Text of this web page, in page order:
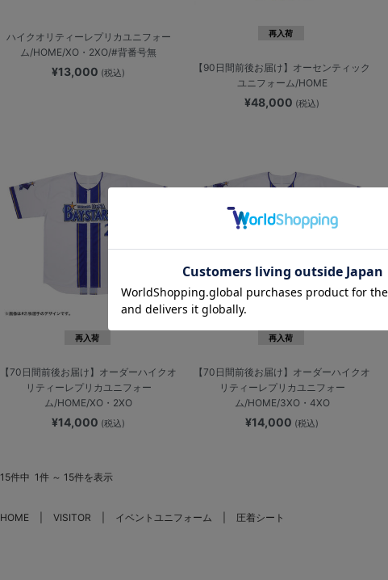
ハイクオリティーレプリカユニフォー
ム/HOME/XO・2XO/#背番号無
¥13,000 (税込)
再入荷
【90日間前後お届け】オーセンティック
ユニフォーム/HOME
¥48,000 (税込)
再入荷
【70日間前後お届け】オーダーハイクオ
リティーレプリカユニフォー
ム/HOME/XO・2XO
¥14,000 (税込)
再入荷
【70日間前後お届け】オーダーハイクオ
リティーレプリカユニフォー
ム/HOME/3XO・4XO
¥14,000 (税込)
15件中 1件 ～ 15件を表示
HOME VISITOR イベントユニフォーム 圧着シート